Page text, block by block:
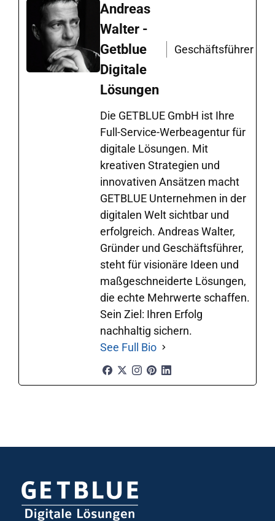
Andreas
Walter -
Getblue
Digitale
Lösungen
Geschäftsführer
Die GETBLUE GmbH ist Ihre
Full-Service-Werbeagentur für
digitale Lösungen. Mit
kreativen Strategien und
innovativen Ansätzen macht
GETBLUE Unternehmen in der
digitalen Welt sichtbar und
erfolgreich. Andreas Walter,
Gründer und Geschäftsführer,
steht für visionäre Ideen und
maßgeschneiderte Lösungen,
die echte Mehrwerte schaffen.
Sein Ziel: Ihren Erfolg
nachhaltig sichern.
See Full Bio